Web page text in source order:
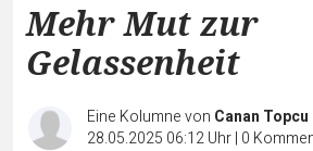
Mehr Mut zur
Gelassenheit
Eine Kolumne von Canan Topcu
28.05.2025 06:12 Uhr| 0